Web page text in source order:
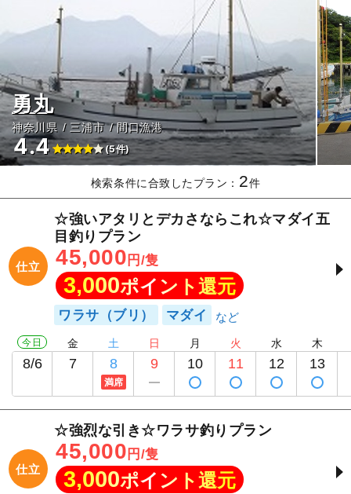
勇丸
神奈川県 三浦市 間口漁港
4.4 (5件)
検索条件に合致したプラン： 2件
仕立
☆強いアタリとデカさならこれ☆マダイ五
目釣りプラン
45,000 円/隻
3,000ポイント還元
ワラサ（ブリ） マダイ
今日
8/6
金
7
土
8
満席
日
9
月
10
火
11
水
12
木
13
仕立
☆強烈な引き☆ワラサ釣りプラン
45,000 円/隻
3,000ポイント還元